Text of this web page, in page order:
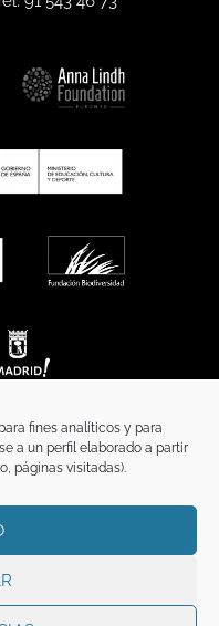
fines analíticos y para
a un perfil elaborado a partir
páginas visitadas).
los derechos de propiedad